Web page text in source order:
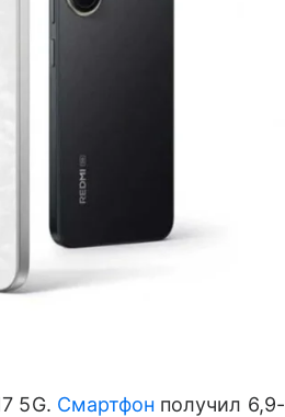
5G. Смартфон получил 6,9-